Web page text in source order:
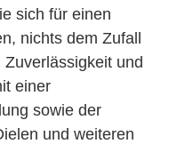
sich für einen
nichts dem Zufall
und
einer
sowie der
und weiteren